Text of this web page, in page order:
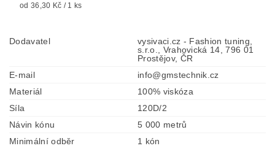
od 36,30 Kč / 1 ks
Dodavatel
vysivaci.cz - Fashion tuning,
s.r.o., Vrahovická 14, 796 01
Prostějov, ČR
E-mail
info@gmstechnik.cz
Materiál
100% viskóza
Síla
120D/2
Návin kónu
5 000 metrů
Minimální odběr
1 kón